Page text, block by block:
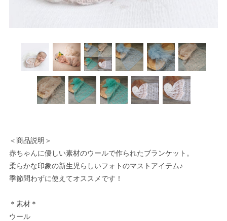
＜商品説明＞
赤ちゃんに優しい素材のウールで作られたブランケット。
柔らかな印象の新生児らしいフォトのマストアイテム♪
季節問わずに使えてオススメです！
＊素材＊
ウール